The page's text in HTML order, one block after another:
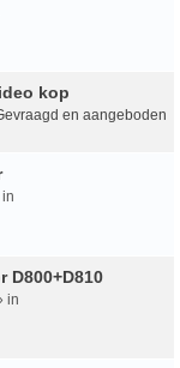
kop
en aangeboden
D800+D810
in